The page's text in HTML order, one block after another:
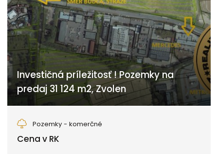
Investičná príležitosť ! Pozemky na
predaj 31 124 m2, Zvolen
Pozemky - komerčné
Cena v RK